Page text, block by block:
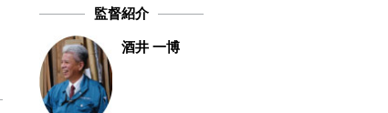
監督紹介
酒井 一博